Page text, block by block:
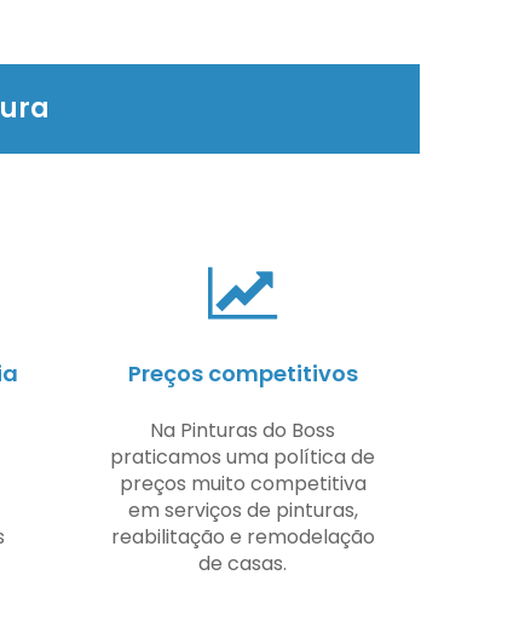
Preços competitivos
Na Pinturas do Boss
praticamos uma política de
preços muito competitiva
em serviços de pinturas,
reabilitação e remodelação
de casas.